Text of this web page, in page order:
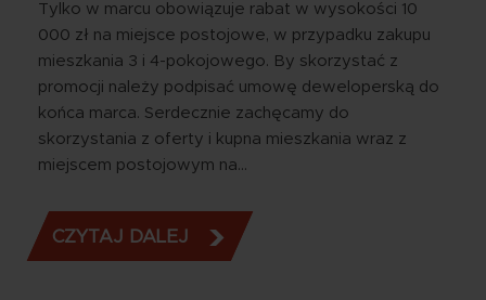
Tylko w marcu obowiązuje rabat w wysokości 10
000 zł na miejsce postojowe, w przypadku zakupu
mieszkania 3 i 4-pokojowego. By skorzystać z
promocji należy podpisać umowę deweloperską do
końca marca. Serdecznie zachęcamy do
skorzystania z oferty i kupna mieszkania wraz z
miejscem postojowym na…
CZYTAJ DALEJ